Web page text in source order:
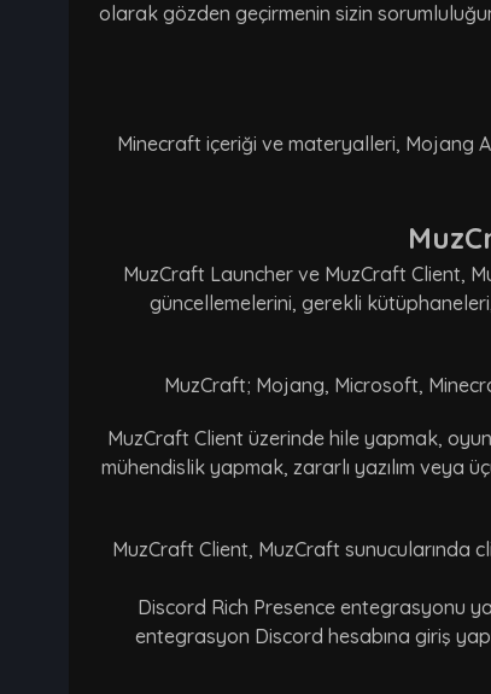
olarak gözden geçirmenin sizin
Minecraft içeriği ve materyalleri, Mojang
MuzCraft Launcher ve MuzCraft Client,
güncellemelerini, gerekli
MuzCraft; Mojang, Microsoft,
MuzCraft Client üzerinde hile yapmak,
mühendislik yapmak, zararlı yazılım veya
MuzCraft Client, MuzCraft sunucularında
Discord Rich Presence entegrasyonu
entegrasyon Discord hesabına giriş